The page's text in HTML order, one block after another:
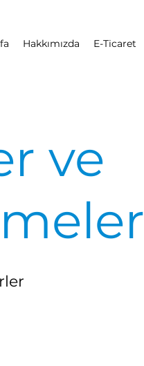
Hakkımızda E-Ticaret
ve